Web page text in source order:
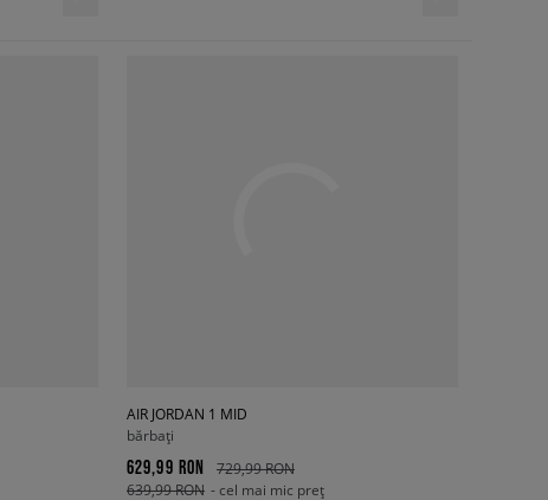
AIR JORDAN 1 MID
bărbați
629,99 RON
729,99 RON
639,99 RON - cel mai mic preț